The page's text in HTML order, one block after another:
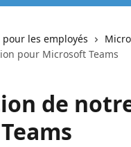
les employés
pour Microsoft Teams
de